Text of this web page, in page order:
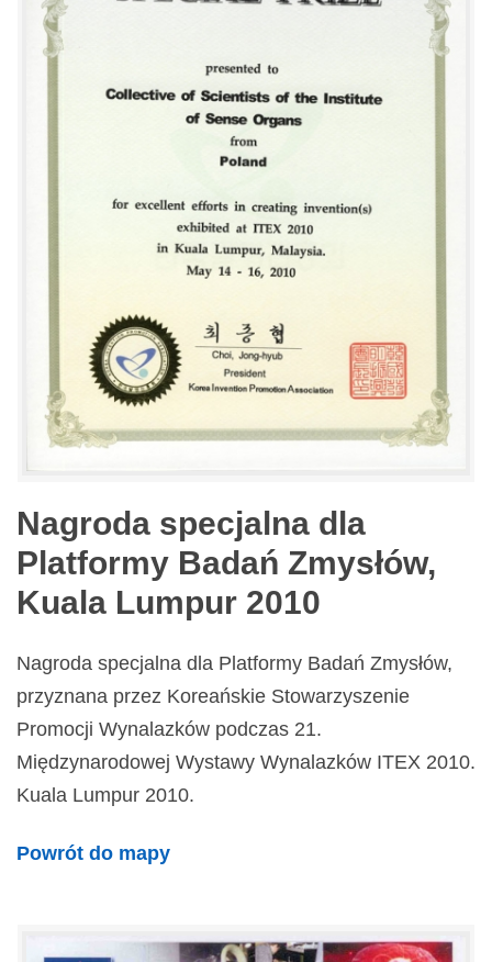
Nagroda specjalna dla
Platformy Badań Zmysłów,
Kuala Lumpur 2010
Nagroda specjalna dla Platformy Badań Zmysłów,
przyznana przez Koreańskie Stowarzyszenie
Promocji Wynalazków podczas 21.
Międzynarodowej Wystawy Wynalazków ITEX 2010.
Kuala Lumpur 2010.
Powrót do mapy